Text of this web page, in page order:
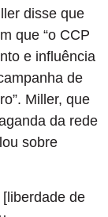
disse que
que “o CCP
e influência
de
Miller, que
da rede
sobre
de